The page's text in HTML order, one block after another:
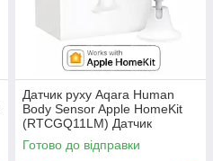
Датчик руху Aqara Human
Body Sensor Apple HomeKit
(RTCGQ11LM) Датчик
движения
Готово до відправки